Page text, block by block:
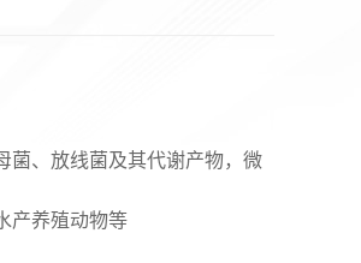
菌、放线菌及其代谢产物，微
产养殖动物等